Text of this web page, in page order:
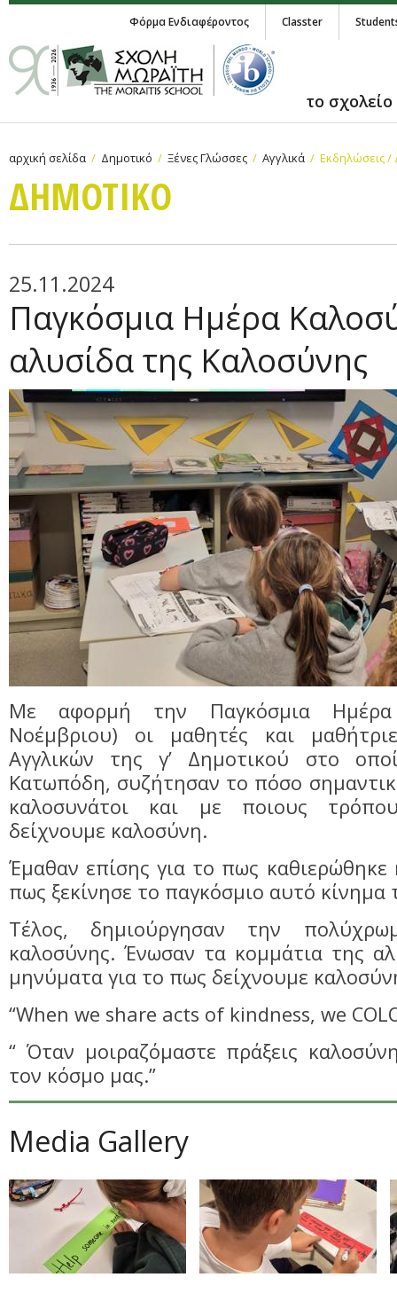
Φόρμα Ενδιαφέροντος Classter
το σχολείο
αρχική σελίδα Δημοτικό Ξένες Γλώσσες Αγγλικά Εκδηλώσεις /
ΔΗΜΟΤΙΚΟ
25.11.2024
Παγκόσμια Ημέρα
αλυσίδα της Καλοσύνης
Με αφορμή την Παγκόσμια
Νοέμβριου) οι μαθητές και
Αγγλικών της γ’ Δημοτικού στο
Κατωπόδη, συζήτησαν το πόσο
καλοσυνάτοι και με ποιους
δείχνουμε καλοσύνη.
Έμαθαν επίσης για το πως καθιερώθηκε
πως ξεκίνησε το παγκόσμιο αυτό κίνημα
Τέλος, δημιούργησαν την
καλοσύνης. Ένωσαν τα κομμάτια της
μηνύματα για το πως δείχνουμε
“When we share acts of kindness, we
“ Όταν μοιραζόμαστε πράξεις
τον κόσμο μας.”
Media Gallery